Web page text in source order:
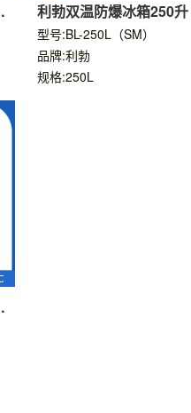
利勃双温防爆冰箱250升
型号:BL-250L（SM）
品牌:利勃
规格:250L